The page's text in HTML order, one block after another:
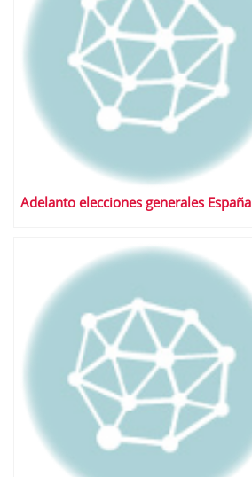
Adelanto elecciones generales España